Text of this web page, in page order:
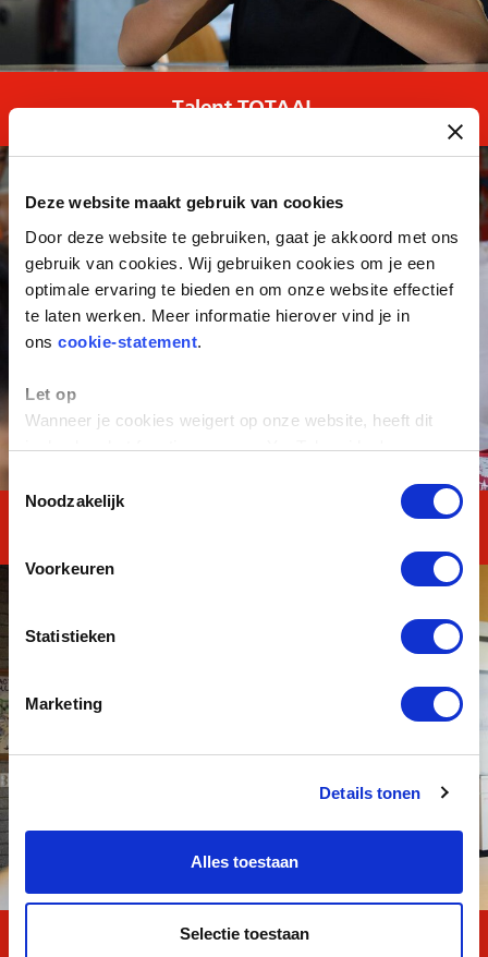
Deze website maakt gebruik van cookies
Door deze website te gebruiken, gaat je akkoord met ons
gebruik van cookies. Wij gebruiken cookies om je een
optimale ervaring te bieden en om onze website effectief
te laten werken. Meer informatie hierover vind je in
ons cookie-statement.
Let op
Wanneer je cookies weigert op onze website, heeft dit
invloed op het functioneren van YouTube-video's.
Noodzakelijk
Voorkeuren
Statistieken
Marketing
Details tonen
Alles toestaan
Selectie toestaan
Talent TOTAAL